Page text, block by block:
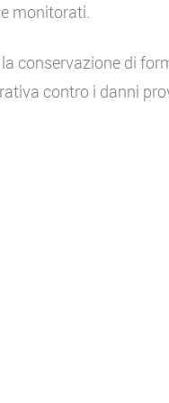
monitorati.
conservazione di
contro i danni